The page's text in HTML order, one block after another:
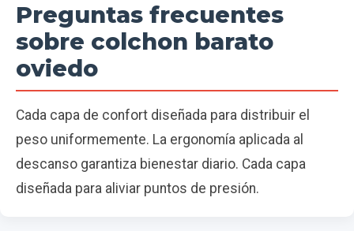
Preguntas frecuentes
sobre colchon barato
oviedo
Cada capa de confort diseñada para distribuir el
peso uniformemente. La ergonomía aplicada al
descanso garantiza bienestar diario. Cada capa
diseñada para aliviar puntos de presión.